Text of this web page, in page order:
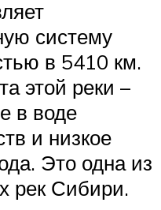
систему
в 5410 км.
этой реки –
в воде
и низкое
Это одна из
рек Сибири.